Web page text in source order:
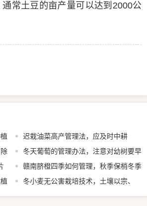
常土豆的亩产量可以达到2000公
迟栽油菜高产管理法，应及时中耕
冬天葡萄的管理办法，注意对幼树要早
埋防寒土
赣南脐橙四季如何管理，秋季保梢冬季
保叶冬小麦无公害栽培技术，土壤以宗、
褐、潮土为主